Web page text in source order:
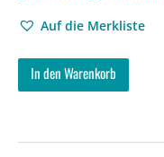
Auf die Merkliste
In den Warenkorb